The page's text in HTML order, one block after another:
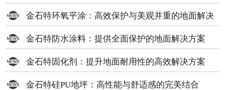
金石特环氧平涂：高效保护与美观并重的地面解决
方案
金石特防水涂料：提供全面保护的地面解决方案
金石特固化剂：提升地面耐用性的高效解决方案
金石特硅PU地坪：高性能与舒适感的完美结合